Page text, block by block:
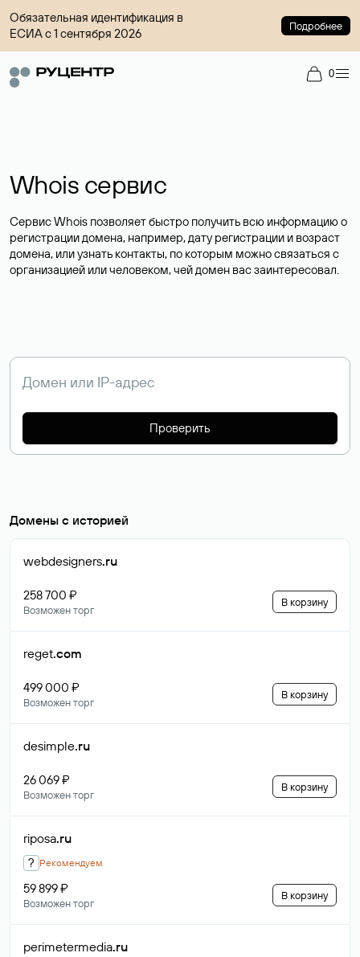
Обязательная идентификация в
ЕСИА с 1 сентября 2026
Подробнее
0
Whois сервис
Сервис Whois позволяет быстро получить всю информацию о
регистрации домена, например, дату регистрации и возраст
домена, или узнать контакты, по которым можно связаться с
организацией или человеком, чей домен вас заинтересовал.
Проверить
Домены с историей
webdesigners.ru
258 700 ₽
Возможен торг
В корзину
reget.com
499 000 ₽
Возможен торг
В корзину
desimple.ru
26 069 ₽
Возможен торг
В корзину
riposa.ru
? Рекомендуем
59 899 ₽
Возможен торг
В корзину
perimetermedia.ru